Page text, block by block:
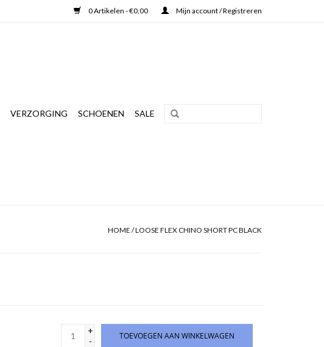
0 Artikelen - €0,00 Mijn account / Registreren
VERZORGING SCHOENEN SALE
HOME /LOOSE FLEX CHINO SHORT PC BLACK
+
-
TOEVOEGEN AAN WINKELWAGEN